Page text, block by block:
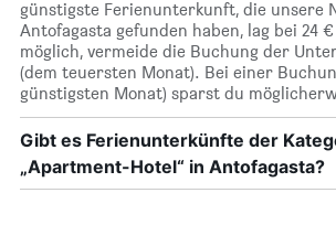
günstigste Ferienunterkunft, die unsere
Antofagasta gefunden haben, lag bei 24
möglich, vermeide die Buchung der
(dem teuersten Monat). Bei einer
günstigsten Monat) sparst du
Gibt es Ferienunterkünfte der
„Apartment-Hotel“ in Antofagasta?